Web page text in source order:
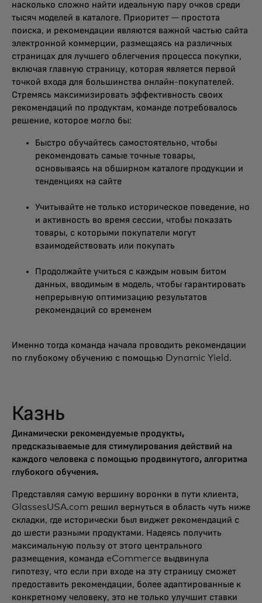
насколько сложно найти идеальную пару очков среди
тысяч моделей в каталоге. Приоритет — простота
поиска, и рекомендации являются важной частью сайта
электронной коммерции, размещаясь на различных
страницах для лучшего облегчения процесса покупки,
включая главную страницу, которая является первой
точкой входа для большинства онлайн-покупателей.
Стремясь максимизировать эффективность своих
рекомендаций по продуктам, команде потребовалось
решение, которое могло бы:
Быстро обучайтесь самостоятельно, чтобы
рекомендовать самые точные товары,
основываясь на обширном каталоге продукции и
тенденциях на сайте
Учитывайте не только историческое поведение, но
и активность во время сессии, чтобы показать
товары, с которыми покупатели могут
взаимодействовать или покупать
Продолжайте учиться с каждым новым битом
данных, вводимым в модель, чтобы гарантировать
непрерывную оптимизацию результатов
рекомендаций со временем
Именно тогда команда начала проводить рекомендации
по глубокому обучению с помощью Dynamic Yield.
Казнь
Динамически рекомендуемые продукты,
предсказываемые для стимулирования действий на
каждого человека с помощью продвинутого, алгоритма
глубокого обучения.
Представляя самую вершину воронки в пути клиента,
GlassesUSA.com решил вернуться в область чуть ниже
складки, где исторически был виджет рекомендаций с
до шести разными продуктами. Надеясь получить
максимальную пользу от этого центрального
размещения, команда eCommerce выдвинула
гипотезу, что если при входе на эту страницу сможет
предоставить рекомендации, более адаптированные к
конкретному человеку, это не только улучшит ставки